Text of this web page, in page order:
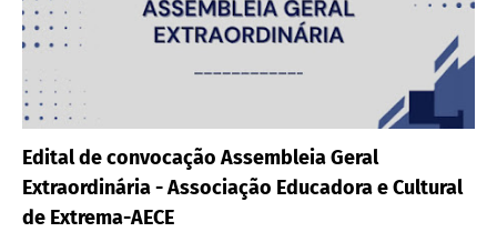
Edital de convocação Assembleia Geral
Extraordinária - Associação Educadora e Cultural
de Extrema-AECE